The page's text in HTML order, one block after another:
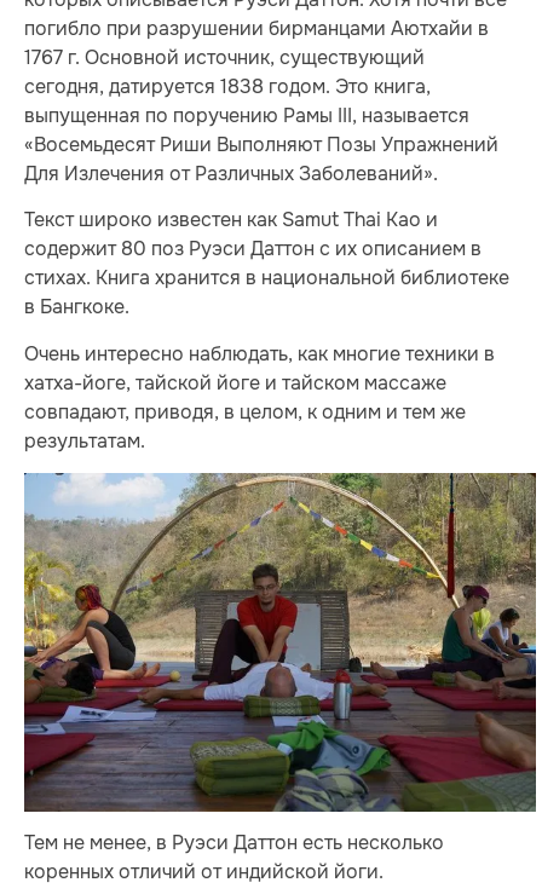
погибло при разрушении бирманцами Аютхайи в
1767 г. Основной источник, существующий
сегодня, датируется 1838 годом. Это книга,
выпущенная по поручению Рамы III, называется
«Восемьдесят Риши Выполняют Позы Упражнений
Для Излечения от Различных Заболеваний».
Текст широко известен как Samut Thai Kao и
содержит 80 поз Руэси Даттон с их описанием в
стихах. Книга хранится в национальной библиотеке
в Бангкоке.
Очень интересно наблюдать, как многие техники в
хатха-йоге, тайской йоге и тайском массаже
совпадают, приводя, в целом, к одним и тем же
результатам.
Тем не менее, в Руэси Даттон есть несколько
коренных отличий от индийской йоги.